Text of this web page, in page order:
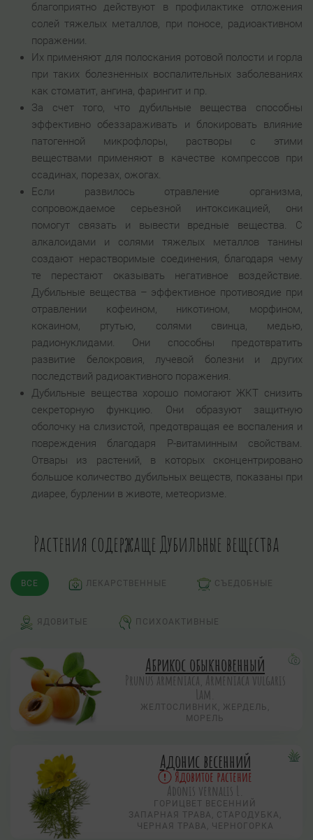
благоприятно действуют в профилактике отложения
солей тяжелых металлов, при поносе, радиоактивном
поражении.
Их применяют для полоскания ротовой полости и горла
при таких болезненных воспалительных заболеваниях
как стоматит, ангина, фарингит и пр.
За счет того, что дубильные вещества способны
эффективно обеззараживать и блокировать влияние
патогенной микрофлоры, растворы с этими
веществами применяют в качестве компрессов при
ссадинах, порезах, ожогах.
Если развилось отравление организма,
сопровождаемое серьезной интоксикацией, они
помогут связать и вывести вредные вещества. С
алкалоидами и солями тяжелых металлов танины
создают нерастворимые соединения, благодаря чему
те перестают оказывать негативное воздействие.
Дубильные вещества – эффективное противоядие при
отравлении кофеином, никотином, морфином,
кокаином, ртутью, солями свинца, медью,
радионуклидами. Они способны предотвратить
развитие белокровия, лучевой болезни и других
последствий радиоактивного поражения.
Дубильные вещества хорошо помогают ЖКТ снизить
секреторную функцию. Они образуют защитную
оболочку на слизистой, предотвращая ее воспаления и
повреждения благодаря Р-витаминным свойствам.
Отвары из растений, в которых сконцентрировано
большое количество дубильных веществ, показаны при
диарее, бурлении в животе, метеоризме.
Растения содержаще Дубильные вещества
ВСЕ ЛЕКАРСТВЕННЫЕ СЪЕДОБНЫЕ
ЯДОВИТЫЕ ПСИХОАКТИВНЫЕ
Абрикос обыкновенный
Prunus armeniaca, Armeniaca vulgaris
Lam.
ЖЕЛТОСЛИВНИК, ЖЕРДЕЛЬ,
МОРЕЛЬ
Адонис весенний
Ядовитое растение
Adonis vernalis L.
ГОРИЦВЕТ ВЕСЕННИЙ
ЗАПАРНАЯ ТРАВА, СТАРОДУБКА,
ЧЕРНАЯ ТРАВА, ЧЕРНОГОРКА